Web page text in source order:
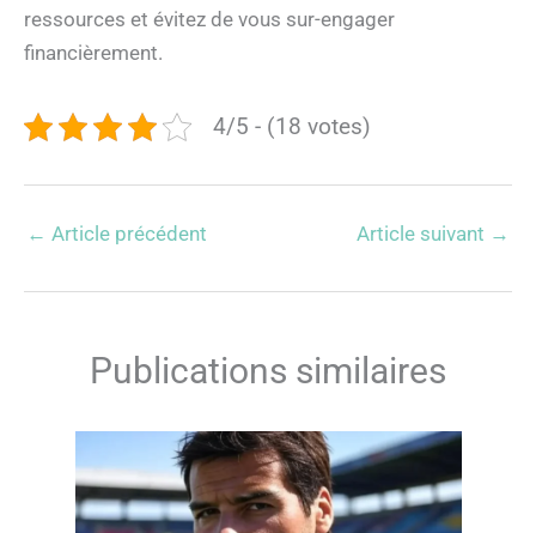
ressources et évitez de vous sur-engager
financièrement.
4/5 - (18 votes)
← Article précédent Article suivant →
Publications similaires